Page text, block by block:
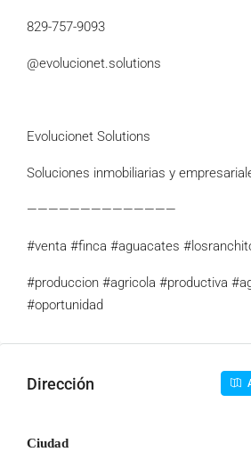
829-757-9093
@evolucionet.solutions
Evolucionet Solutions
Soluciones inmobiliarias y
——————————————
#venta #finca #aguacates
#produccion #agricola #productiva
#oportunidad
Dirección
Ciudad